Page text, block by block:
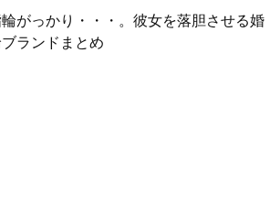
がっかり・・・。彼女を落胆させる婚
ランドまとめ